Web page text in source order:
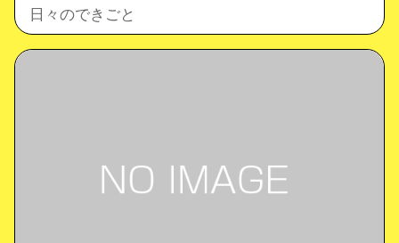
日々のできごと